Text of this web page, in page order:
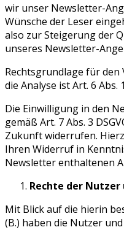
wir unser Newsletter-
Wünsche der Leser
also zur Steigerung der
unseres Newsletter-
Rechtsgrundlage für den
die Analyse ist Art. 6 Abs.
Die Einwilligung in den
gemäß Art. 7 Abs. 3
Zukunft widerrufen.
Ihren Widerruf in
Newsletter enthaltenen
Rechte der
Mit Blick auf die hierin
(B.) haben die Nutzer